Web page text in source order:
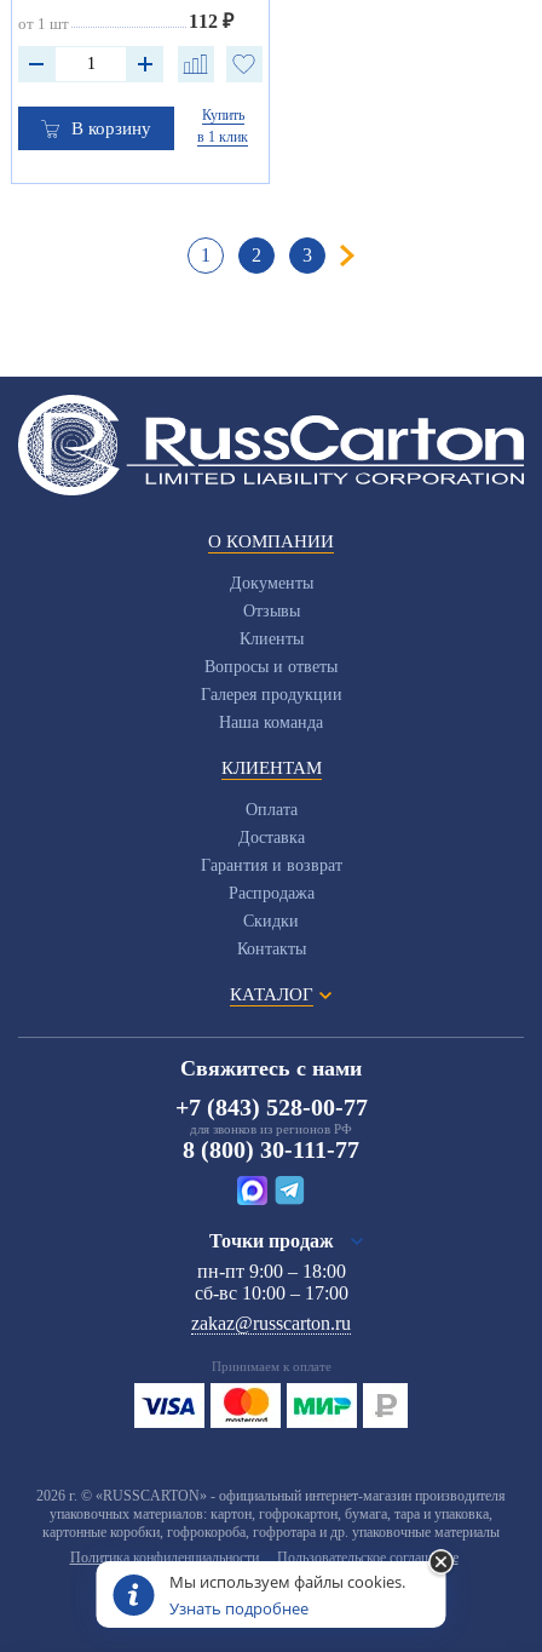
от 1 шт 112 ₽
В корзину
Купить
в 1 клик
1 2 3
О КОМПАНИИ
Документы
Отзывы
Клиенты
Вопросы и ответы
Галерея продукции
Наша команда
КЛИЕНТАМ
Оплата
Доставка
Гарантия и возврат
Распродажа
Скидки
Контакты
КАТАЛОГ
Свяжитесь с нами
+7 (843) 528-00-77
для звонков из регионов РФ
8 (800) 30-111-77
Точки продаж
пн-пт 9:00 – 18:00
сб-вс 10:00 – 17:00
zakaz@russcarton.ru
Принимаем к оплате
2026 г. © «RUSSCARTON» - официальный интернет-магазин производителя
упаковочных материалов: картон, гофрокартон, бумага, тара и упаковка,
картонные коробки, гофрокороба, гофротара и др. упаковочные материалы
Политика конфиденциальности
Пользовательское соглашение
Мы используем файлы cookies.
Узнать подробнее